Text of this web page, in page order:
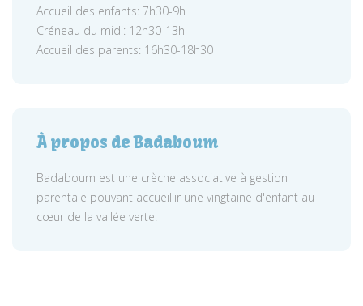
Accueil des enfants: 7h30-9h
Créneau du midi: 12h30-13h
Accueil des parents: 16h30-18h30
À propos de Badaboum
Badaboum est une crèche associative à gestion
parentale pouvant accueillir une vingtaine d'enfant au
cœur de la vallée verte.